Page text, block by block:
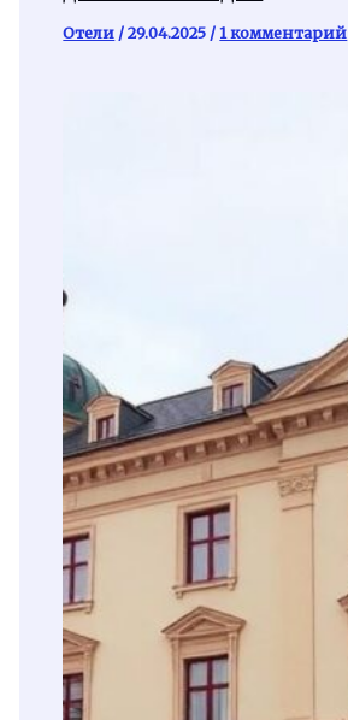
Отели /29.04.2025 /1 комментарий